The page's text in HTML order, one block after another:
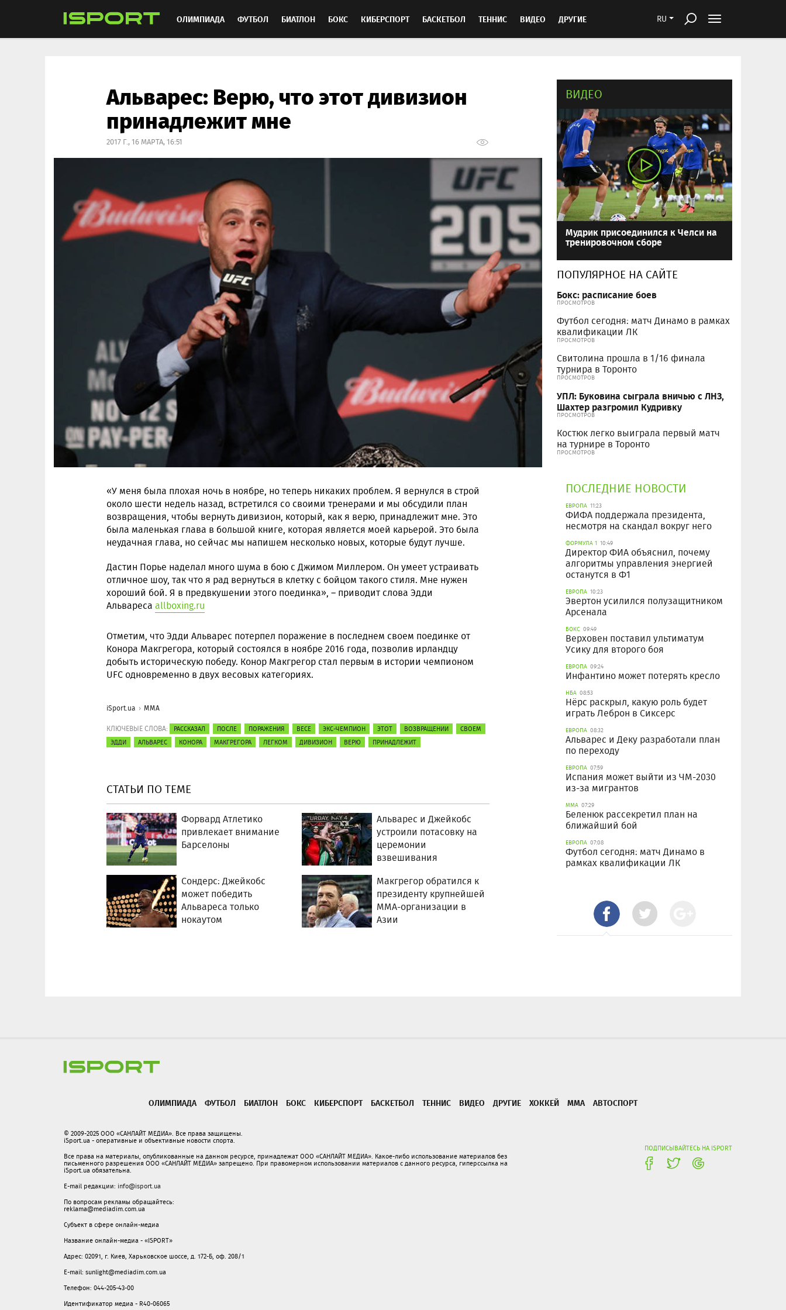
RU
ОЛИМПИАДА ФУТБОЛ БИАТЛОН БОКС КИБЕРСПОРТ БАСКЕТБОЛ ТЕННИС ВИДЕО ДРУГИЕ
Альварес: Верю, что этот дивизион
принадлежит мне
2017 Г., 16 МАРТА, 16:51
«У меня была плохая ночь в ноябре, но теперь никаких проблем. Я вернулся в строй
около шести недель назад, встретился со своими тренерами и мы обсудили план
возвращения, чтобы вернуть дивизион, который, как я верю, принадлежит мне. Это
была маленькая глава в большой книге, которая является моей карьерой. Это была
неудачная глава, но сейчас мы напишем несколько новых, которые будут лучше.
Дастин Порье наделал много шума в бою с Джимом Миллером. Он умеет устраивать
отличное шоу, так что я рад вернуться в клетку с бойцом такого стиля. Мне нужен
хороший бой. Я в предвкушении этого поединка», – приводит слова Эдди
Альвареса allboxing.ru
Отметим, что Эдди Альварес потерпел поражение в последнем своем поединке от
Конора Макгрегора, который состоялся в ноябре 2016 года, позволив ирландцу
добыть историческую победу. Конор Макгрегор стал первым в истории чемпионом
UFC одновременно в двух весовых категориях.
iSport.ua ММА
КЛЮЧЕВЫЕ СЛОВА: РАССКАЗАЛ ПОСЛЕ ПОРАЖЕНИЯ ВЕСЕ ЭКС-ЧЕМПИОН ЭТОТ ВОЗВРАЩЕНИИ
СВОЕМ
ЭДДИ
АЛЬВАРЕС КОНОРА МАКГРЕГОРА ЛЕГКОМ ДИВИЗИОН ВЕРЮ ПРИНАДЛЕЖИТ
СТАТЬИ ПО ТЕМЕ
Форвард Атлетико
привлекает внимание
Барселоны
Альварес и Джейкобс
устроили потасовку на
церемонии
взвешивания
Сондерс: Джейкобс
может победить
Альвареса только
нокаутом
Макгрегор обратился к
президенту крупнейшей
ММА-организации в
Азии
ВИДЕО
Мудрик присоединился к Челси на
тренировочном сборе
ПОПУЛЯРНОЕ НА САЙТЕ
Бокс: расписание боев
ПРОСМОТРОВ
Футбол сегодня: матч Динамо в рамках
квалификации ЛК
ПРОСМОТРОВ
Свитолина прошла в 1/16 финала
турнира в Торонто
ПРОСМОТРОВ
УПЛ: Буковина сыграла вничью с ЛНЗ,
Шахтер разгромил Кудривку
ПРОСМОТРОВ
Костюк легко выиграла первый матч
на турнире в Торонто
ПРОСМОТРОВ
ПОСЛЕДНИЕ НОВОСТИ
ЕВРОПА 11:23
ФИФА поддержала президента,
несмотря на скандал вокруг него
ФОРМУЛА 1 10:49
Директор ФИА объяснил, почему
алгоритмы управления энергией
останутся в Ф1
ЕВРОПА 10:23
Эвертон усилился полузащитником
Арсенала
БОКС 09:49
Верховен поставил ультиматум
Усику для второго боя
ЕВРОПА 09:24
Инфантино может потерять кресло
НБА 08:53
Нёрс раскрыл, какую роль будет
играть Леброн в Сиксерс
ЕВРОПА 08:32
Альварес и Деку разработали план
по переходу
ЕВРОПА 07:59
Испания может выйти из ЧМ-2030
из-за мигрантов
ММА 07:29
Беленюк рассекретил план на
ближайший бой
ЕВРОПА 07:08
Футбол сегодня: матч Динамо в
рамках квалификации ЛК
ОЛИМПИАДА ФУТБОЛ БИАТЛОН БОКС КИБЕРСПОРТ БАСКЕТБОЛ ТЕННИС ВИДЕО ДРУГИЕ ХОККЕЙ ММА АВТОСПОРТ
ПОДПИСЫВАЙТЕСЬ НА ISPORT
© 2009-2025 ООО «САНЛАЙТ МЕДИА». Все права защищены.
iSport.ua - оперативные и объективные новости спорта.
Все права на материалы, опубликованные на данном ресурсе, принадлежат ООО «САНЛАЙТ МЕДИА». Какое-либо использование материалов без
письменного разрешения ООО «САНЛАЙТ МЕДИА» запрещено. При правомерном использовании материалов с данного ресурса, гиперссылка на
iSport.ua обязательна.
E-mail редакции: info@isport.ua
По вопросам рекламы обращайтесь:
reklama@mediadim.com.ua
Субъект в сфере онлайн-медиа
Название онлайн-медиа - «ISPORT»
Адрес: 02091, г. Киев, Харьковское шоссе, д. 172-Б, оф. 208/1
E-mail: sunlight@mediadim.com.ua
Телефон: 044-205-43-00
Идентификатор медиа - R40-06065